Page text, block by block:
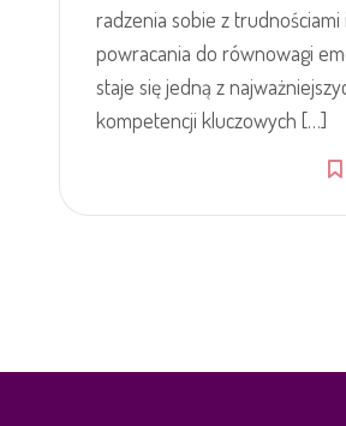
radzenia sobie z trudnościami i
powracania do równowagi
staje się jedną z
kompetencji kluczowych […]